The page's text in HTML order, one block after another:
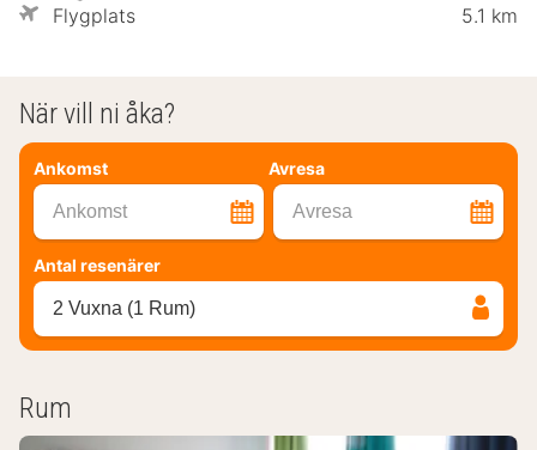
Flygplats
5.1 km
När vill ni åka?
Ankomst Avresa
Ankomst Avresa
Antal resenärer
2 Vuxna (1 Rum)
Rum